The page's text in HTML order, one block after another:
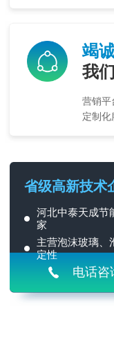
竭
我
营销平
定制化
省级高新技术
河北中泰天成节
家
主营泡沫玻璃、
定性
电话咨